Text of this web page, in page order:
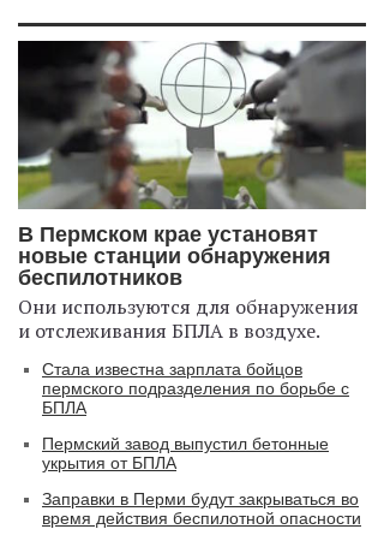
В Пермском крае установят
новые станции обнаружения
беспилотников
Они используются для обнаружения
и отслеживания БПЛА в воздухе.
Стала известна зарплата бойцов
пермского подразделения по борьбе с
БПЛА
Пермский завод выпустил бетонные
укрытия от БПЛА
Заправки в Перми будут закрываться во
время действия беспилотной опасности